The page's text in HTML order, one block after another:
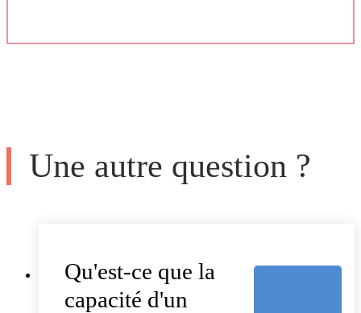
Une autre question ?
Qu'est-ce que la
capacité d'un